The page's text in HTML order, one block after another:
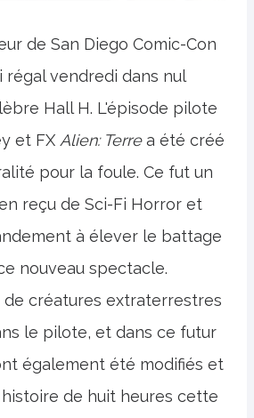
de San Diego Comic-Con
régal vendredi dans nul
Hall H. L'épisode pilote
et FX Alien: Terrea été créé
pour la foule. Ce fut un
reçu de Sci-Fi Horror et
à élever le battage
nouveau spectacle.
de créatures extraterrestres
le pilote, et dans ce futur
également été modifiés et
de huit heures cette